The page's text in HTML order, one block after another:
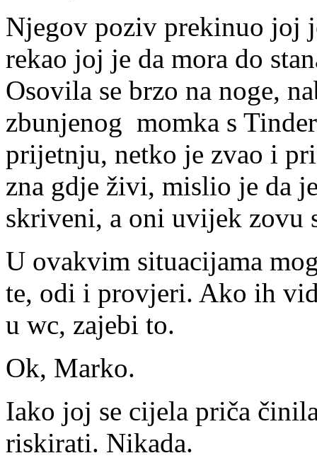
Njegov poziv prekinuo joj
rekao joj je da mora do
Osovila se brzo na noge,
zbunjenog momka s
prijetnju, netko je zvao i
zna gdje živi, mislio je da
skriveni, a oni uvijek zovu
U ovakvim situacijama
te, odi i provjeri. Ako ih
u wc, zajebi to.
Ok, Marko.
Iako joj se cijela priča
riskirati. Nikada.